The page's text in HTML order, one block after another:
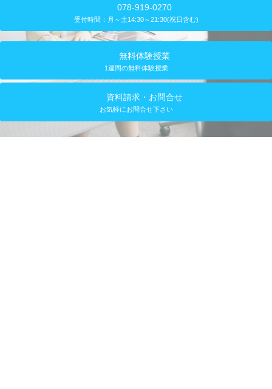
078-919-0270
受付時間：月～土14:30～21:30(祝日含む)
無料体験授業
1週間の無料体験授業
資料請求・お問合せ
お気軽にお問合せ下さい